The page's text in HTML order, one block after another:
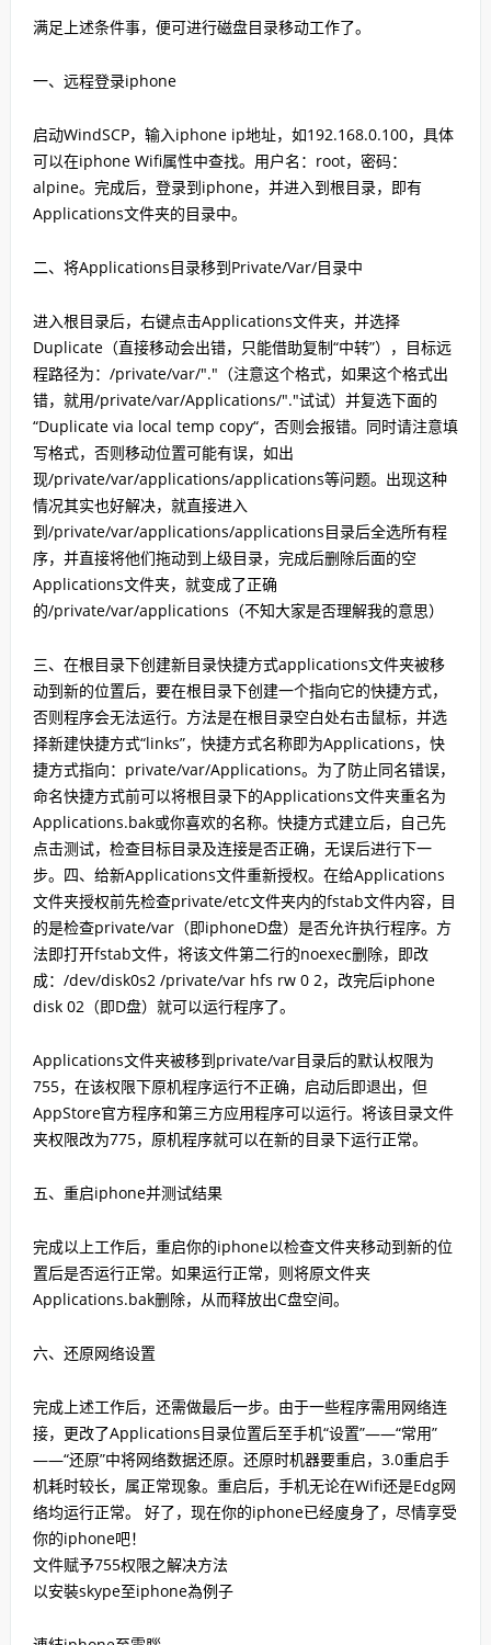
满足上述条件事，便可进行磁盘目录移动工作了。
一、远程登录iphone
启动WindSCP，输入iphone ip地址，如192.168.0.100，具体
可以在iphone Wifi属性中查找。用户名：root，密码：
alpine。完成后，登录到iphone，并进入到根目录，即有
Applications文件夹的目录中。
二、将Applications目录移到Private/Var/目录中
进入根目录后，右键点击Applications文件夹，并选择
Duplicate（直接移动会出错，只能借助复制“中转”），目标远
程路径为：/private/var/"."（注意这个格式，如果这个格式出
错，就用/private/var/Applications/"."试试）并复选下面的
“Duplicate via local temp copy“，否则会报错。同时请注意填
写格式，否则移动位置可能有误，如出
现/private/var/applications/applications等问题。出现这种
情况其实也好解决，就直接进入
到/private/var/applications/applications目录后全选所有程
序，并直接将他们拖动到上级目录，完成后删除后面的空
Applications文件夹，就变成了正确
的/private/var/applications（不知大家是否理解我的意思）
三、在根目录下创建新目录快捷方式applications文件夹被移
动到新的位置后，要在根目录下创建一个指向它的快捷方式，
否则程序会无法运行。方法是在根目录空白处右击鼠标，并选
择新建快捷方式“links”，快捷方式名称即为Applications，快
捷方式指向：private/var/Applications。为了防止同名错误，
命名快捷方式前可以将根目录下的Applications文件夹重名为
Applications.bak或你喜欢的名称。快捷方式建立后，自己先
点击测试，检查目标目录及连接是否正确，无误后进行下一
步。四、给新Applications文件重新授权。在给Applications
文件夹授权前先检查private/etc文件夹内的fstab文件内容，目
的是检查private/var（即iphoneD盘）是否允许执行程序。方
法即打开fstab文件，将该文件第二行的noexec删除，即改
成：/dev/disk0s2 /private/var hfs rw 0 2，改完后iphone
disk 02（即D盘）就可以运行程序了。
Applications文件夹被移到private/var目录后的默认权限为
755，在该权限下原机程序运行不正确，启动后即退出，但
AppStore官方程序和第三方应用程序可以运行。将该目录文件
夹权限改为775，原机程序就可以在新的目录下运行正常。
五、重启iphone并测试结果
完成以上工作后，重启你的iphone以检查文件夹移动到新的位
置后是否运行正常。如果运行正常，则将原文件夹
Applications.bak删除，从而释放出C盘空间。
六、还原网络设置
完成上述工作后，还需做最后一步。由于一些程序需用网络连
接，更改了Applications目录位置后至手机“设置”——“常用”
——“还原”中将网络数据还原。还原时机器要重启，3.0重启手
机耗时较长，属正常现象。重启后，手机无论在Wifi还是Edg网
络均运行正常。 好了，现在你的iphone已经廋身了，尽情享受
你的iphone吧！
文件赋予755权限之解决方法
以安裝skype至iphone為例子